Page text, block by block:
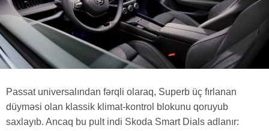
Passat universalından fərqli olaraq, Superb üç fırlanan
düyməsi olan klassik klimat-kontrol blokunu qoruyub
saxlayıb. Ancaq bu pult indi Skoda Smart Dials adlanır: